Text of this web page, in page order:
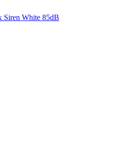
Siren White 85dB